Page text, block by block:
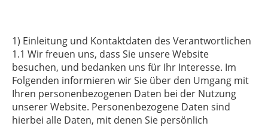
1) Einleitung und Kontaktdaten des Verantwortlichen
1.1 Wir freuen uns, dass Sie unsere Website
besuchen, und bedanken uns für Ihr Interesse. Im
Folgenden informieren wir Sie über den Umgang mit
Ihren personenbezogenen Daten bei der Nutzung
unserer Website. Personenbezogene Daten sind
hierbei alle Daten, mit denen Sie persönlich